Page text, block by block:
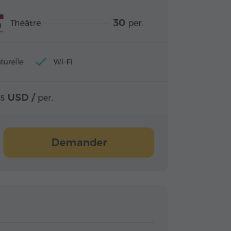
Théâtre 30 per.
Wi-Fi
USD / per.
Demander